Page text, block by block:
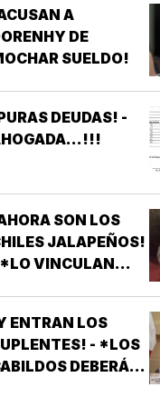
VERACRUZ
QUE
A
DE
SUELDO!
DEUDAS! -
SON LOS
JALAPEÑOS!
VINCULAN
ENTRAN LOS
- *LOS
DEBERÁN